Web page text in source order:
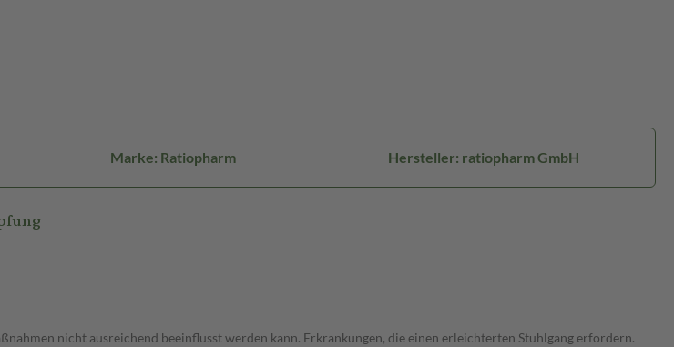
Marke: Ratiopharm Hersteller: ratiopharm GmbH
nicht ausreichend beeinflusst werden kann. Erkrankungen, die einen erleichterten Stuhlgang erfordern.